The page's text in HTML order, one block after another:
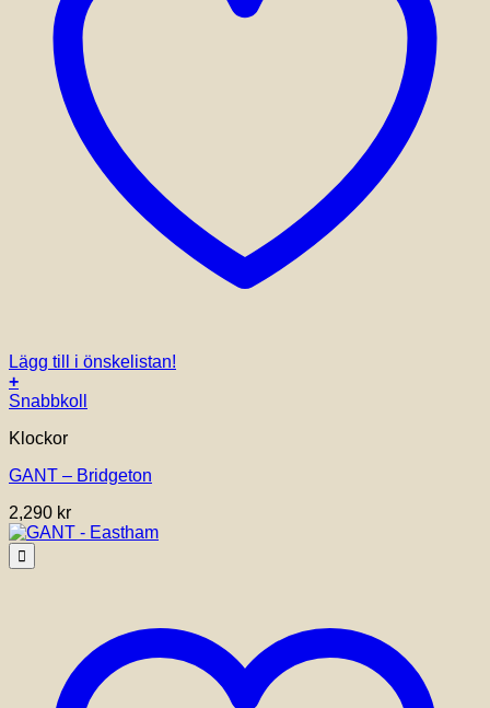
Lägg till i önskelistan!
+
Snabbkoll
Klockor
GANT – Bridgeton
2,290 kr